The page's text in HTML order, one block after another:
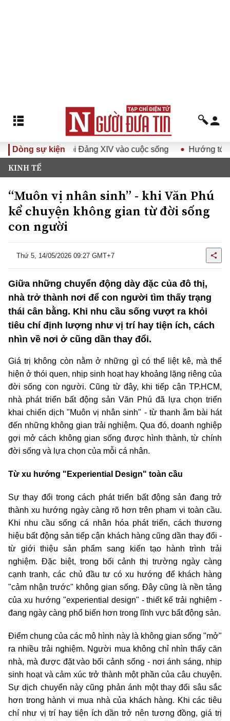
Dòng sự kiện
Đại hội Đảng XIV vào cuộc sống Hướng tới Đại hội
KINH TẾ
“Muôn vị nhân sinh” - khi Văn Phú
kể chuyện không gian từ đời sống
con người
Thứ 5, 14/05/2026 09:27 GMT+7
Giữa những chuyển động dày đặc của đô thị,
nhà trở thành nơi để con người tìm thấy trạng
thái cân bằng. Khi nhu cầu sống vượt ra khỏi
tiêu chí định lượng như vị trí hay tiện ích, cách
nhìn về nơi ở cũng dần thay đổi.
Giá trị không còn nằm ở những gì có thể liệt kê, mà thể
hiện ở thói quen, nhịp sinh hoạt hay khoảng lặng riêng của
đời sống con người. Cũng từ đây, khi tiếp cận TP.HCM,
nhà phát triển bất động sản Văn Phú đã lựa chọn triển
khai chiến dịch "Muôn vị nhân sinh" - từ thanh âm bài hát
đến những không gian trải nghiệm. Qua đó, doanh nghiệp
gợi mở cách không gian sống được hình thành, từ chính
đời sống và lựa chọn của mỗi cá nhân.
Từ xu hướng "Experiential Design" toàn cầu
Sự thay đổi trong cách phát triển bất động sản đang trở
thành xu hướng ngày càng rõ hơn trên phạm vi toàn cầu.
Khi nhu cầu sống cá nhân hóa phát triển, cách thương
hiệu bất động sản tiếp cận khách hàng cũng dần thay đổi -
từ giới thiệu sản phẩm sang kiến tạo hành trình trải
nghiệm. Đặc biệt, trong bối cảnh thị trường ngày càng
cạnh tranh, các chủ đầu tư có xu hướng để khách hàng
"cảm nhận trước" không gian sống. Đây cũng là nền tảng
của xu hướng "experiential design" - thiết kế trải nghiệm -
đang ngày càng phổ biến hơn trong lĩnh vực bất động sản.
Điểm chung của các mô hình này là không gian sống "mở"
ra nhiều trải nghiệm. Người mua không chỉ nhìn thấy căn
nhà, mà được đặt vào bối cảnh sống - nơi ánh sáng, nhịp
sinh hoạt và cảm xúc trở thành một phần của câu chuyện.
Sự dịch chuyển này cũng phản ánh một thay đổi sâu sắc
hơn trong hành vi mua nhà của khách hàng. Khi các tiêu
chí như vị trí hay tiện ích dần trở nên tương đồng, giá trị